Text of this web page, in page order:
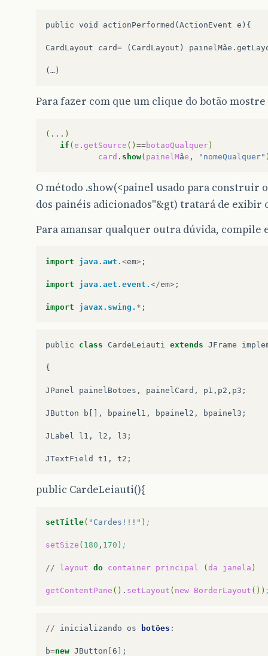
public void actionPerformed(ActionEvent e){
CardLayout card= (CardLayout)
Para fazer com que um clique do botão
( ... )
if (e . getSource () ==botaoQualquer)
card . show( painelMãe , "nomeQualquer"
O método .show(<painel usado para construir
dos painéis adicionados"&gt) tratará de exibir
Para amansar qualquer outra dúvida, compile
import java.awt. <em> ;
import java.aet.event. </em> ;
import javax.swing. * ;
public class CardeLeiauti extends JFrame
{
JPanel painelBotoes , painelCard , p1 , p2 , p3 ;
JButton b [], bpainel1 , bpainel2 , bpainel3 ;
JLabel l1 , l2 , l3 ;
JTextField t1 , t2 ;
public CardeLeiauti(){
setTitle( "Cardes!!!" ) ;
setSize ( 180 , 170 ) ;
// layout do container principal ( da janela )
getContentPane () . setLayout ( new BorderLayout ())
// inicializando os botões :
b=new JButton 6 ;